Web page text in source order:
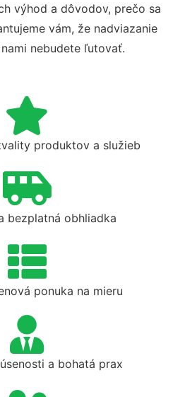
výhod a dôvodov, prečo sa
vám, že nadviazanie
nebudete ľutovať.
produktov a služieb
bezplatná obhliadka
ponuka na mieru
a bohatá prax